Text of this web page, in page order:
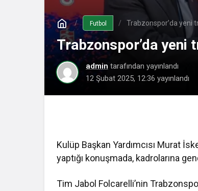
Futbol Trabzonspor’da yeni
Trabzonspor’da yeni
admin tarafından yayınlandı
12 Şubat 2025, 12:36 yayınlandı
Kulüp Başkan Yardımcısı Murat
yaptığı konuşmada, kadrolarına
Tim Jabol Folcarelli’nin